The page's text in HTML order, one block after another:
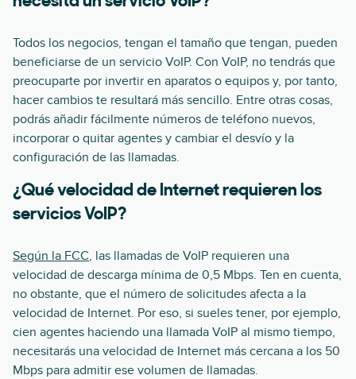
Todos los negocios, tengan el tamaño que tengan, pueden
beneficiarse de un servicio VoIP. Con VoIP, no tendrás que
preocuparte por invertir en aparatos o equipos y, por tanto,
hacer cambios te resultará más sencillo. Entre otras cosas,
podrás añadir fácilmente números de teléfono nuevos,
incorporar o quitar agentes y cambiar el desvío y la
configuración de las llamadas.
¿Qué velocidad de Internet requieren los
servicios VoIP?
Según la FCC, las llamadas de VoIP requieren una
velocidad de descarga mínima de 0,5 Mbps. Ten en cuenta,
no obstante, que el número de solicitudes afecta a la
velocidad de Internet. Por eso, si sueles tener, por ejemplo,
cien agentes haciendo una llamada VoIP al mismo tiempo,
necesitarás una velocidad de Internet más cercana a los 50
Mbps para admitir ese volumen de llamadas.